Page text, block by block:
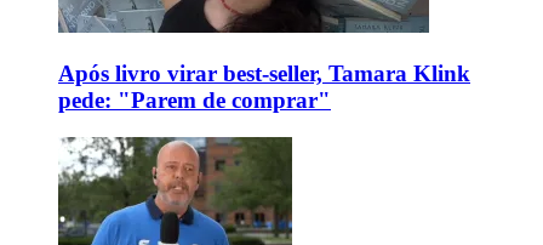
Após livro virar best-seller, Tamara Klink
pede: "Parem de comprar"